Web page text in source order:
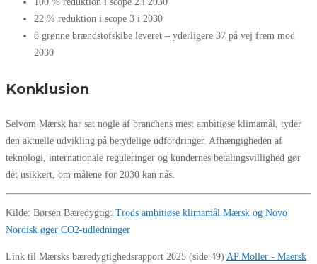
22 % reduktion i scope 3 i 2030
8 grønne brændstofskibe leveret – yderligere 37 på vej frem mod
2030
Konklusion
Selvom Mærsk har sat nogle af branchens mest ambitiøse klimamål, tyder
den aktuelle udvikling på betydelige udfordringer. Afhængigheden af
teknologi, internationale reguleringer og kundernes betalingsvillighed gør
det usikkert, om målene for 2030 kan nås.
Kilde: Børsen Bæredygtig: Trods ambitiøse klimamål Mærsk og Novo
Nordisk øger CO2-udledninger
Link til Mærsks bæredygtighedsrapport 2025 (side 49) AP Moller - Maersk